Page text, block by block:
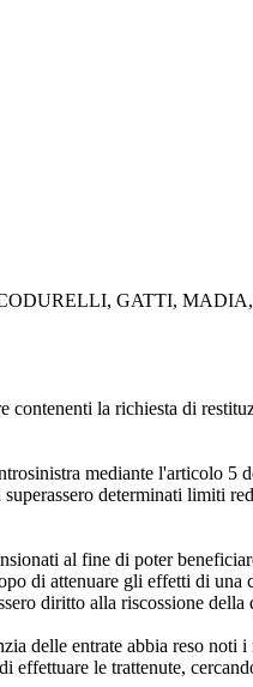
GATTI,
la richiesta di
mediante l'articolo
determinati limiti
al fine di poter
di attenuare gli effetti di
diritto alla riscossione della
delle entrate abbia reso
le trattenute,